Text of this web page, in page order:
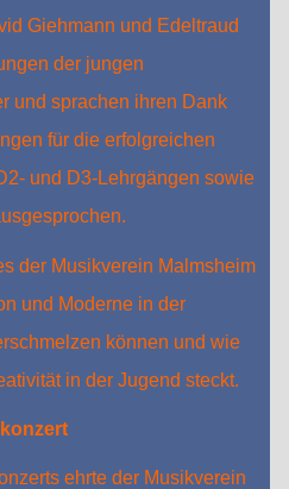
Giehmann und Edeltraud
der jungen
und sprachen ihren Dank
für die erfolgreichen
und D3-Lehrgängen sowie
der Musikverein Malmsheim
und Moderne in der
können und wie
in der Jugend steckt.
ehrte der Musikverein